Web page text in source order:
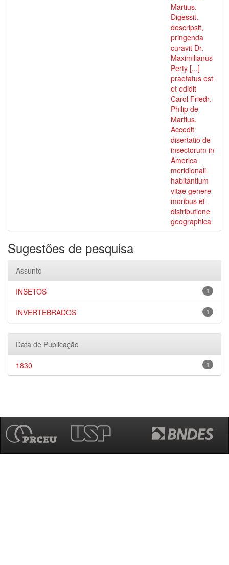
Martius.
Digessit,
descripsit,
pringenda
curavit Dr.
Maximilianus
Perty [...]
praefatus est
et edidit
Carol Friedr.
Philip de
Martius.
Accedit
disertatio de
insectorum in
America
meridionali
habitantium
vitae genere
moribus et
distributione
geographica
Sugestões de pesquisa
Assunto
1
INSETOS
1
INVERTEBRADOS
Data de Publicação
1
1830